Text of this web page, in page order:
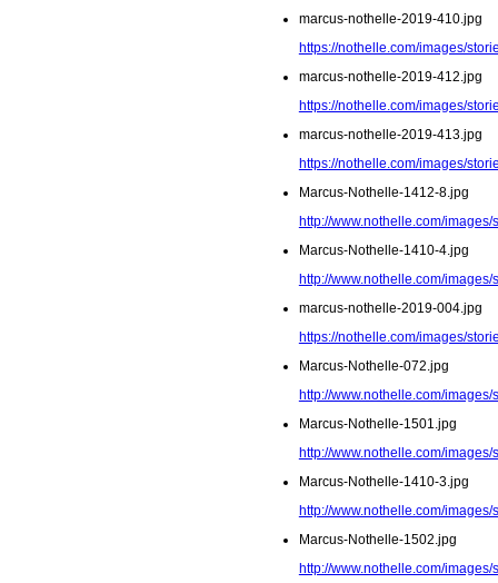
marcus-nothelle-2019-410.jpg
https://nothelle.com/images/
marcus-nothelle-2019-412.jpg
https://nothelle.com/images/
marcus-nothelle-2019-413.jpg
https://nothelle.com/images/
Marcus-Nothelle-1412-8.jpg
http://www.nothelle.com/
Marcus-Nothelle-1410-4.jpg
http://www.nothelle.com/
marcus-nothelle-2019-004.jpg
https://nothelle.com/images/
Marcus-Nothelle-072.jpg
http://www.nothelle.com/
Marcus-Nothelle-1501.jpg
http://www.nothelle.com/
Marcus-Nothelle-1410-3.jpg
http://www.nothelle.com/
Marcus-Nothelle-1502.jpg
http://www.nothelle.com/